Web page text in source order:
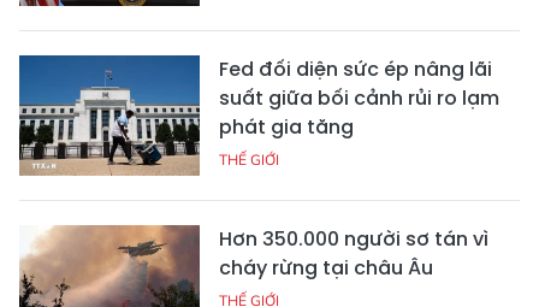
Fed đối diện sức ép nâng lãi
suất giữa bối cảnh rủi ro lạm
phát gia tăng
THẾ GIỚI
Hơn 350.000 người sơ tán vì
cháy rừng tại châu Âu
THẾ GIỚI